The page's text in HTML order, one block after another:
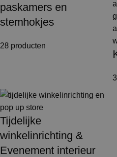
paskamers en
stemhokjes
28 producten
Tijdelijke
winkelinrichting &
Evenement interieur